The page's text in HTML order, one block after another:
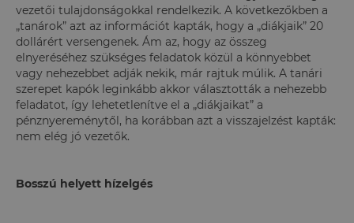
vezetői tulajdonságokkal rendelkezik. A következőkben a
„tanárok” azt az információt kapták, hogy a „diákjaik” 20
dollárért versengenek. Ám az, hogy az összeg
elnyeréséhez szükséges feladatok közül a könnyebbet
vagy nehezebbet adják nekik, már rajtuk múlik. A tanári
szerepet kapók leginkább akkor választották a nehezebb
feladatot, így lehetetlenítve el a „diákjaikat” a
pénznyereménytől, ha korábban azt a visszajelzést kapták:
nem elég jó vezetők.
Bosszú helyett hízelgés